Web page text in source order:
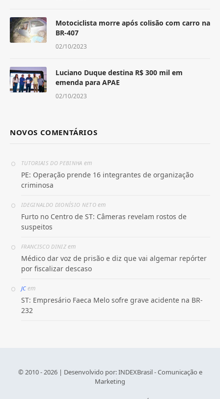
Motociclista morre após colisão com carro na
BR-407
02/10/2023
Luciano Duque destina R$ 300 mil em
emenda para APAE
02/10/2023
NOVOS COMENTÁRIOS
TUTORIAIS DO PEBINHA em
PE: Operação prende 16 integrantes de organização
criminosa
IDEGINALDO DIONÍSIO NETOem
Furto no Centro de ST: Câmeras revelam rostos de
suspeitos
FRANCISCO DINIZem
Médico dar voz de prisão e diz que vai algemar repórter
por fiscalizar descaso
JCem
ST: Empresário Faeca Melo sofre grave acidente na BR-
232
© 2010 - 2026 | Desenvolvido por:INDEXBrasil - Comunicação e
Marketing